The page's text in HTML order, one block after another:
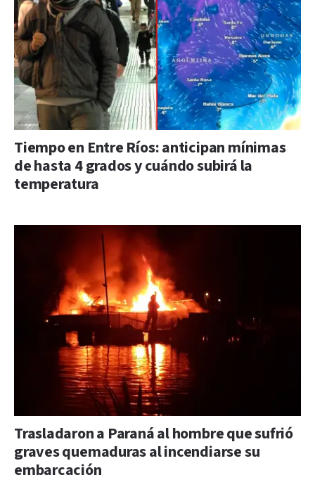
Tiempo en Entre Ríos: anticipan mínimas
de hasta 4 grados y cuándo subirá la
temperatura
Trasladaron a Paraná al hombre que sufrió
graves quemaduras al incendiarse su
embarcación